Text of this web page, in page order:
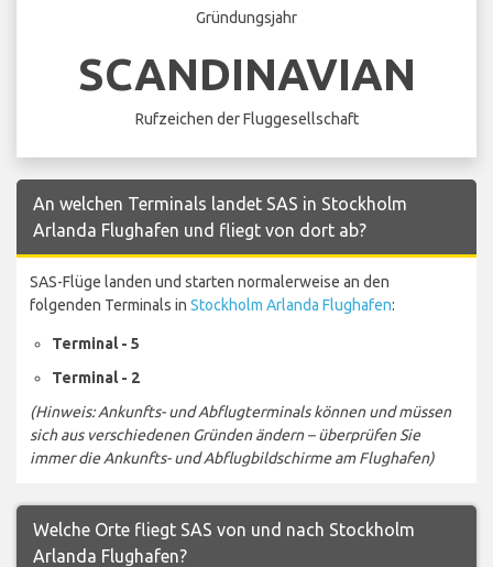
Gründungsjahr
SCANDINAVIAN
Rufzeichen der Fluggesellschaft
An welchen Terminals landet SAS in Stockholm
Arlanda Flughafen und fliegt von dort ab?
SAS-Flüge landen und starten normalerweise an den
folgenden Terminals in Stockholm Arlanda Flughafen:
Terminal - 5
Terminal - 2
(Hinweis: Ankunfts- und Abflugterminals können und müssen
sich aus verschiedenen Gründen ändern – überprüfen Sie
immer die Ankunfts- und Abflugbildschirme am Flughafen)
Welche Orte fliegt SAS von und nach Stockholm
Arlanda Flughafen?